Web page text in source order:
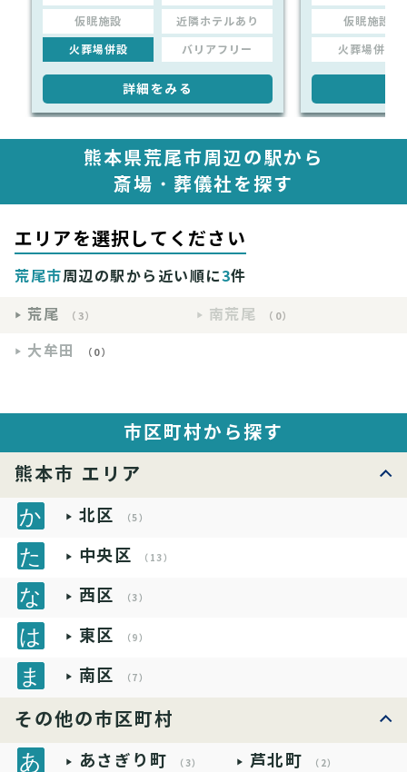
仮眠施設 近隣ホテルあり
火葬場併設 バリアフリー
詳細をみる
仮眠施設
火葬場併設
熊本県荒尾市周辺の駅から
斎場・葬儀社を探す
エリアを選択してください
荒尾市周辺の駅から近い順に3件
荒尾
（3） 南荒尾 （0）
大牟田 （0）
市区町村から探す
熊本市 エリア
北区 （5）
中央区 （13）
西区 （3）
東区 （9）
南区 （7）
その他の市区町村
あさぎり町 （3） 芦北町 （2）